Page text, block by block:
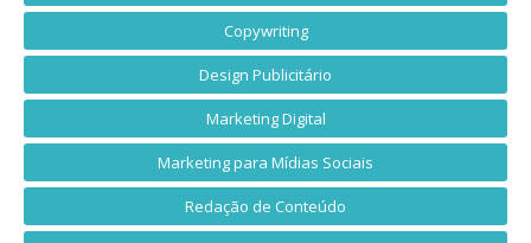
Copywriting
Design Publicitário
Marketing Digital
Marketing para Mídias Sociais
Redação de Conteúdo